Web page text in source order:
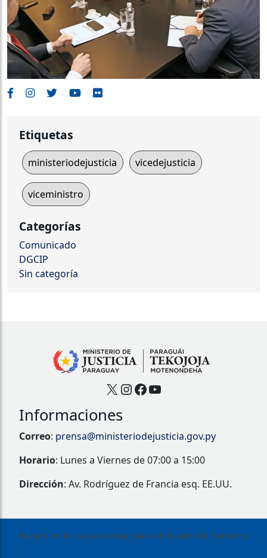
Etiquetas
ministeriodejusticia vicedejusticia
viceministro
Categorías
Comunicado
DGCIP
Sin categoría
X Instagram
Facebook
YouTube
Informaciones
Correo: prensa@ministeriodejusticia.gov.py
Horario: Lunes a Viernes de 07:00 a 15:00
Dirección: Av. Rodríguez de Francia esq. EE.UU.
Basado en la Guía estándar para sitios web del Gobierno